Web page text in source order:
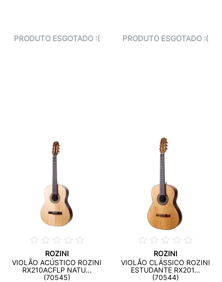
PRODUTO ESGOTADO :( PRODUTO ESGOTADO :(
ROZINI
VIOLÃO ACÚSTICO ROZINI
RX210ACFLP NATU...
(70545)
ROZINI
VIOLÃO CLÁSSICO ROZINI
ESTUDANTE RX201...
(70544)